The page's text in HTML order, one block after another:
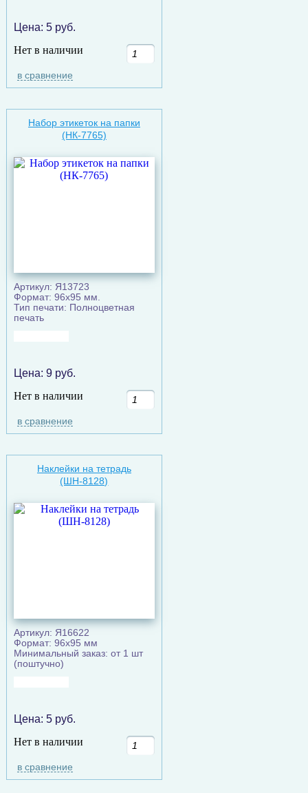
Цена: 5руб.
Нет в наличии
в сравнение
Набор этикеток на папки
(НК-7765)
Артикул: Я13723
Формат: 96х95 мм.
Тип печати: Полноцветная
печать
Цена: 9руб.
Нет в наличии
в сравнение
Наклейки на тетрадь
(ШН-8128)
Артикул: Я16622
Формат: 96х95 мм
Минимальный заказ: от 1 шт
(поштучно)
Цена: 5руб.
Нет в наличии
в сравнение